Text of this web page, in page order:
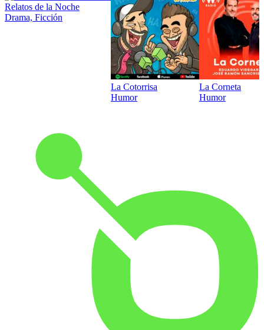
Relatos de la Noche
Drama, Ficción
La Cotorrisa
Humor
La Corneta
Humor